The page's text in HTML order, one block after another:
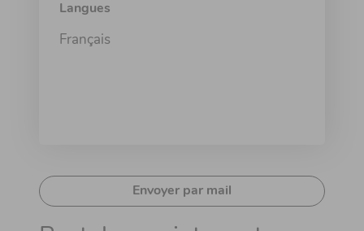
Langues
Français
Envoyer par mail